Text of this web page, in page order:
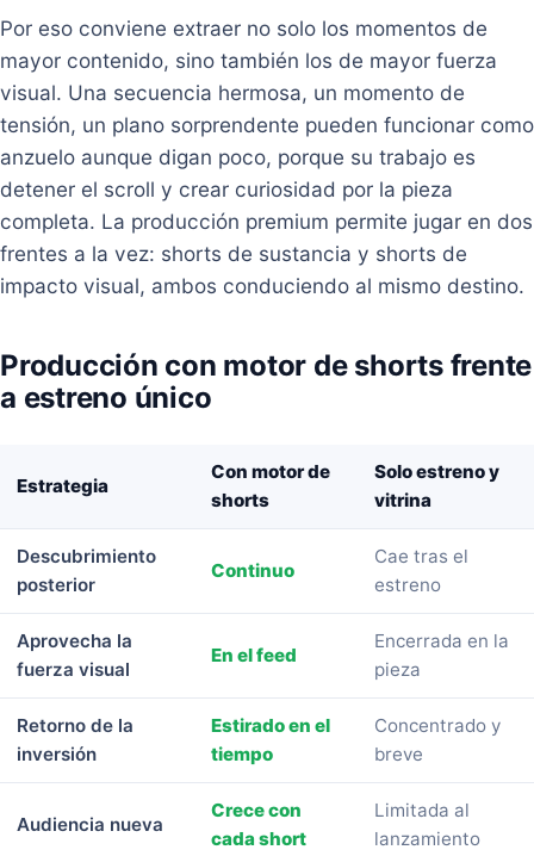
Por eso conviene extraer no solo los momentos de
mayor contenido, sino también los de mayor fuerza
visual. Una secuencia hermosa, un momento de
tensión, un plano sorprendente pueden funcionar como
anzuelo aunque digan poco, porque su trabajo es
detener el scroll y crear curiosidad por la pieza
completa. La producción premium permite jugar en dos
frentes a la vez: shorts de sustancia y shorts de
impacto visual, ambos conduciendo al mismo destino.
Producción con motor de shorts frente
a estreno único
Estrategia
Con motor de
shorts
Solo estreno y
vitrina
Descubrimiento
posterior
Continuo
Cae tras el
estreno
Aprovecha la
fuerza visual
En el feed
Encerrada en la
pieza
Retorno de la
inversión
Estirado en el
tiempo
Concentrado y
breve
Audiencia nueva
Crece con
cada short
Limitada al
lanzamiento